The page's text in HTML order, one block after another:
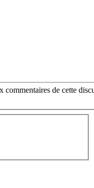
commentaires de cette